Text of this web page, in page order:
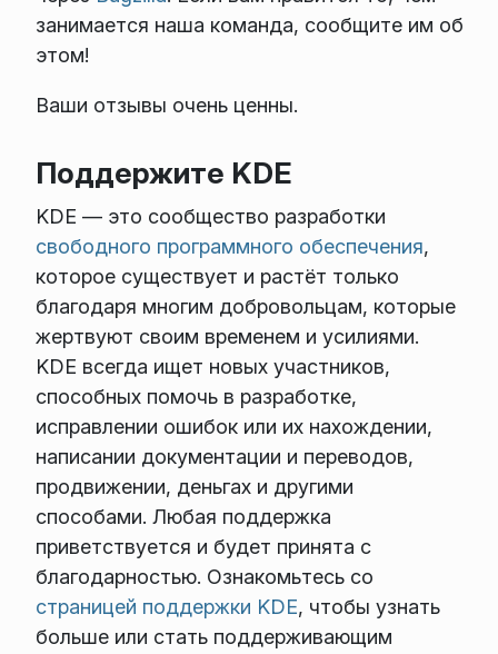
занимается наша команда, сообщите им об
этом!
Ваши отзывы очень ценны.
Поддержите KDE
KDE — это сообщество разработки
свободного программного обеспечения,
которое существует и растёт только
благодаря многим добровольцам, которые
жертвуют своим временем и усилиями.
KDE всегда ищет новых участников,
способных помочь в разработке,
исправлении ошибок или их нахождении,
написании документации и переводов,
продвижении, деньгах и другими
способами. Любая поддержка
приветствуется и будет принята с
благодарностью. Ознакомьтесь со
страницей поддержки KDE, чтобы узнать
больше или стать поддерживающим